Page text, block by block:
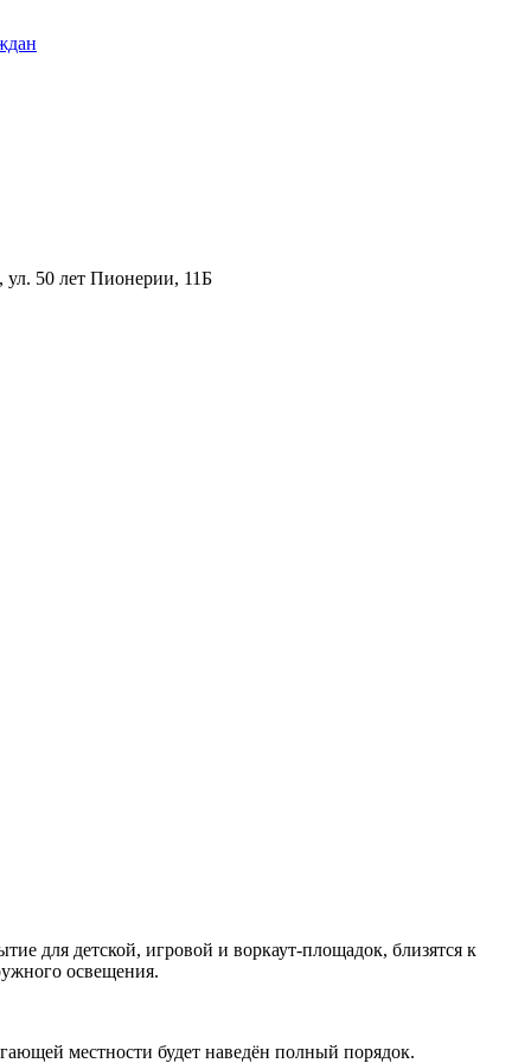
50 лет Пионерии, 11Б
для детской, игровой и воркаут-площадок, близятся к
освещения.
местности будет наведён полный порядок.